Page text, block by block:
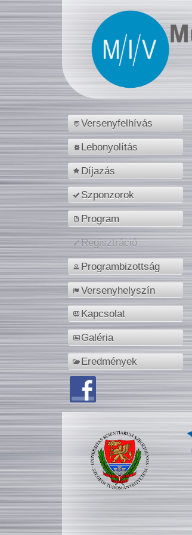
Versenyfelhívás
Lebonyolítás
Díjazás
Szponzorok
Program
Regisztráció
Programbizottság
Versenyhelyszín
Kapcsolat
Galéria
Eredmények